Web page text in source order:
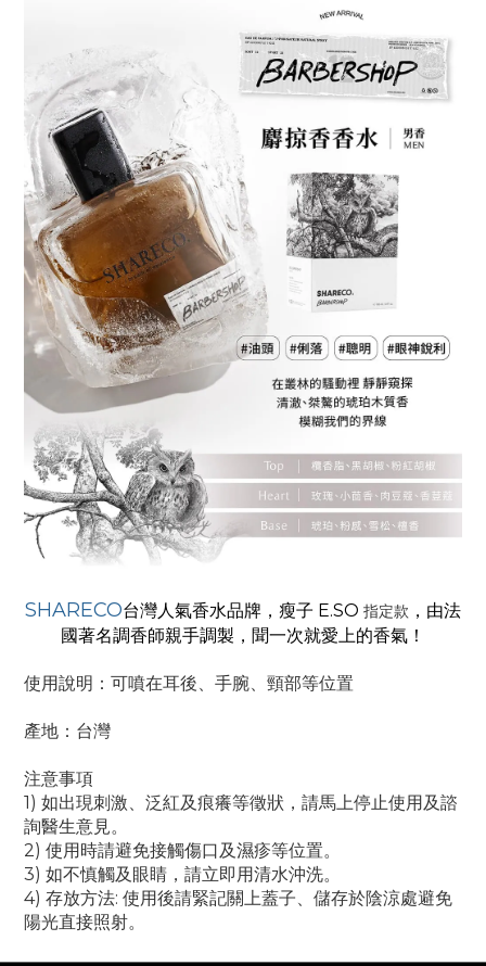
SHARECO台灣人氣香水品牌，瘦子 E.SO 指定款 ，由法
國著名調香師親手調製，聞一次就愛上的香氣！
使用說明：可噴在耳後、手腕、頸部等位置
產地：台灣
注意事項
1) 如出現刺激、泛紅及痕癢等徵狀，請馬上停止使用及諮
詢醫生意見。
2) 使用時請避免接觸傷口及濕疹等位置。
3) 如不慎觸及眼睛，請立即用清水沖洗。
4) 存放方法: 使用後請緊記關上蓋子、儲存於陰涼處避免
陽光直接照射。